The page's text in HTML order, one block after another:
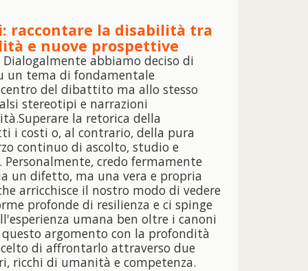
raccontare la disabilità tra
e nuove prospettive
abbiamo deciso di
un tema di fondamentale
del dibattito ma allo stesso
stereotipi e narrazioni
la retorica della
i costi o, al contrario, della pura
continuo di ascolto, studio e
credo fermamente
un difetto, ma una vera e propria
arricchisce il nostro modo di vedere
profonde di resilienza e ci spinge
umana ben oltre i canoni
argomento con la profondità
di affrontarlo attraverso due
ricchi di umanità e competenza.